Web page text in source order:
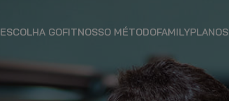
ESCOLHA GOFITNOSSO MÉTODOFAMILYPLANOS